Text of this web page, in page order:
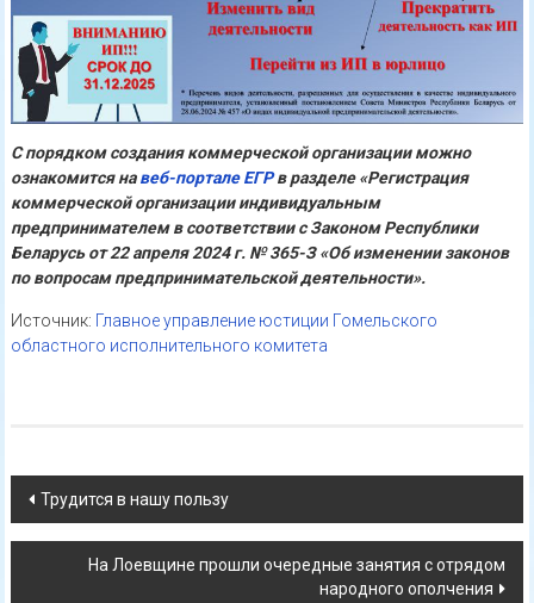
С порядком создания коммерческой организации можно
ознакомится навеб-портале ЕГРв разделе «Регистрация
коммерческой организации индивидуальным
предпринимателем в соответствии с Законом Республики
Беларусь от 22 апреля 2024 г. № 365-З «Об изменении законов
по вопросам предпринимательской деятельности».
Источник: Главное управление юстиции Гомельского
областного исполнительного комитета
Навигация
по
записям
Трудится в нашу пользу
На Лоевщине прошли очередные занятия с отрядом
народного ополчения